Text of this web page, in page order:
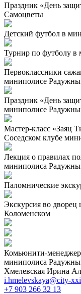
Праздник «День
Самоцветы
Детский футбол в
Турнир по футболу
Первоклассники
миниполисе
Праздник «День
миниполисе
Мастер-класс «Заяц
Соседском клубе
Лекция о правилах
миниполиса
Паломнические
Экскурсия во дворец
Коломенском
Комьюнити-менеджер
миниполиса
Хмелевская Ирина
i.hmelevskaya@city-
+7 903 266 32 13